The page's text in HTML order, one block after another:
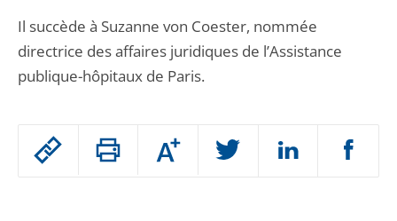
Passer
Augmenter
ou
Il succède à Suzanne von Coester, nommée
directrice des affaires juridiques de l’Assistance
publique-hôpitaux de Paris.